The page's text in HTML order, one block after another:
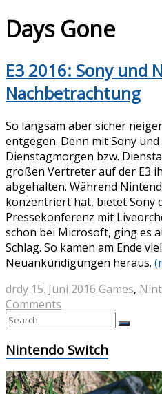
Days Gone
E3 2016: Sony und
Nachbetrachtung
So langsam aber sicher
entgegen. Denn mit Sony
Dienstagmorgen bzw.
großen Vertreter auf der E3
abgehalten. Während
konzentriert hat, bietet Sony
Pressekonferenz mit
schon bei Microsoft, ging es
Schlag. So kamen am Ende
Neuankündigungen heraus.
drdy 15. Juni 2016 Games,
Comments
Nintendo Switch